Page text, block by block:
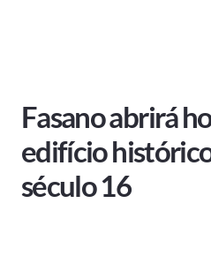
Fasano abrirá
edifício
século 16